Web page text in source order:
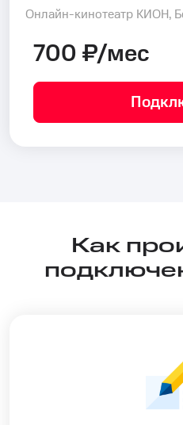
Онлайн-кинотеатр КИОН,
700 ₽/мес
Как